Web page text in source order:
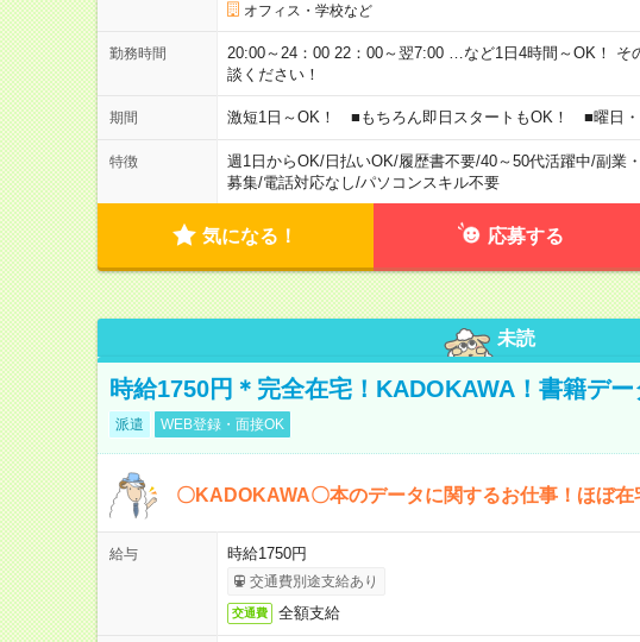
オフィス・学校など
勤務時間
20:00～24：00 22：00～翌7:00 …など1日4時間～OK！ そ
談ください！
期間 激短1日～OK！ ■もちろん即日スタートもOK！ ■曜日・
特徴 週1日からOK/日払いOK/履歴書不要/40～50代活躍中/副業
募集/電話対応なし/パソコンスキル不要
気になる！ 応募する
未読
時給1750円＊完全在宅！KADOKAWA！書籍デ
派遣 WEB登録・面接OK
〇KADOKAWA〇本のデータに関するお仕事！ほぼ在
給与 時給1750円
交通費別途支給あり
交通費 全額支給